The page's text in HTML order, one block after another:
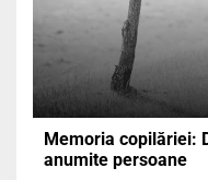
Memoria copilăriei:
anumite persoane